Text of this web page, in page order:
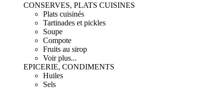
CONSERVES, PLATS CUISINES
Plats cuisinés
Tartinades et pickles
Soupe
Compote
Fruits au sirop
Voir plus...
EPICERIE, CONDIMENTS
Huiles
Sels